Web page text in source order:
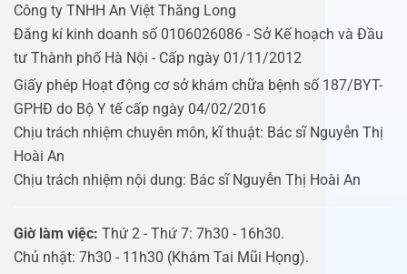
Công ty TNHH An Việt Thăng Long
Đăng kí kinh doanh số 0106026086 - Sở Kế hoạch và Đầu
tư Thành phố Hà Nội - Cấp ngày 01/11/2012
Giấy phép Hoạt động cơ sở khám chữa bệnh số 187/BYT-
GPHĐ do Bộ Y tế cấp ngày 04/02/2016
Chịu trách nhiệm chuyên môn, kĩ thuật: Bác sĩ Nguyễn Thị
Hoài An
Chịu trách nhiệm nội dung: Bác sĩ Nguyễn Thị Hoài An
Giờ làm việc: Thứ 2 - Thứ 7: 7h30 - 16h30.
Chủ nhật: 7h30 - 11h30 (Khám Tai Mũi Họng).